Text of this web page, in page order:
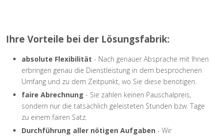
Ihre Vorteile bei der Lösungsfabrik:
absolute Flexibilität - Nach genauer Absprache mit Ihnen
erbringen genau die Dienstleistung in dem besprochenen
Umfang und zu dem Zeitpunkt, wo Sie diese benötigen.
faire Abrechnung - Sie zahlen keinen Pauschalpreis,
sondern nur die tatsächlich geleisteten Stunden bzw. Tage
zu einem fairen Satz.
Durchführung aller nötigen Aufgaben - Wir